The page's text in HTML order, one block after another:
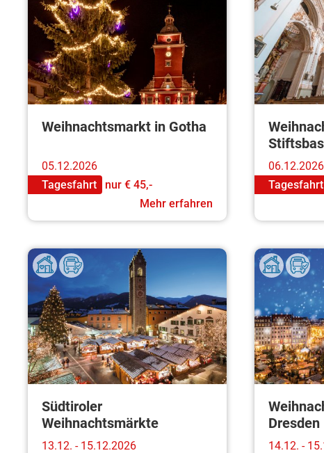
Weihnachtsmarkt in Gotha
05.12.2026
Tagesfahrt
nur € 45,-
Mehr erfahren
06.12.2026
Tagesfahrt
Südtiroler
Weihnachtsmärkte
13.12. - 15.12.2026
Dresden
14.12. -